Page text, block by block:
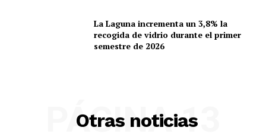
La Laguna incrementa un 3,8% la
recogida de vidrio durante el primer
semestre de 2026
Otras noticias
PÁGINA 13